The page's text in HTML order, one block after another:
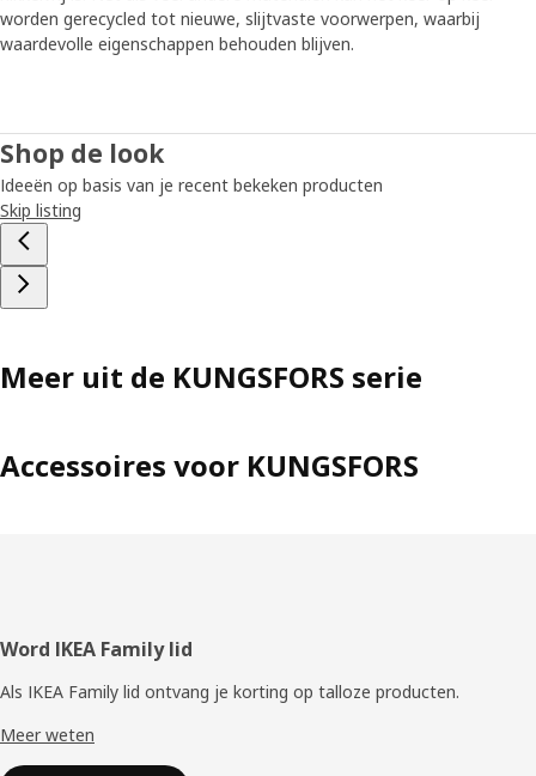
worden gerecycled tot nieuwe, slijtvaste voorwerpen, waarbij
waardevolle eigenschappen behouden blijven.
Shop de look
Ideeën op basis van je recent bekeken producten
Skip listing
Meer uit de KUNGSFORS serie
Accessoires voor KUNGSFORS
Voettekst
Word IKEA Family lid
Als IKEA Family lid ontvang je korting op talloze producten.
Meer weten